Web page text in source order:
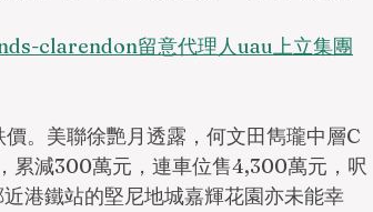
clarendon留意代理人uau上立集團
。美聯徐艷月透露，何文田雋瓏中層C
累減300萬元，連車位售4,300萬元，呎
港鐵站的堅尼地城嘉輝花園亦未能幸